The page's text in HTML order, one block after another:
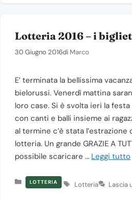
Lotteria 2016 – i
30 Giugno 2016di Marco
E’ terminata la bellissima
bielorussi. Venerdì mattina
loro case. Si è svolta ieri la
con canti e balli insieme ai
al termine c’è stata
lotteria. Un grande GRAZIE A
possibile scaricare … Leggi tutto
Categorie
LOTTERIA Tag
Lotteria Lascia